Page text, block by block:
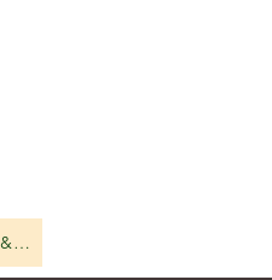
Μωρά/αγόρια &amp; κορίτσια